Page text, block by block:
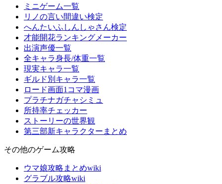
ミニゲーム一覧
リノの言い間違い検定
へんたいふしんしゃさん検定
才能開花ランキングメーカー
出演声優一覧
全キャラ身長/体重一覧
現実キャラ一覧
ギルド別キャラ一覧
ロード画面1コマ漫画
プラチナガチャシミュ
所持率チェッカー
ストーリーの世界観
第三部新キャラクターまとめ
その他のゲーム攻略
ウマ娘攻略まとめwiki
グラブル攻略wiki